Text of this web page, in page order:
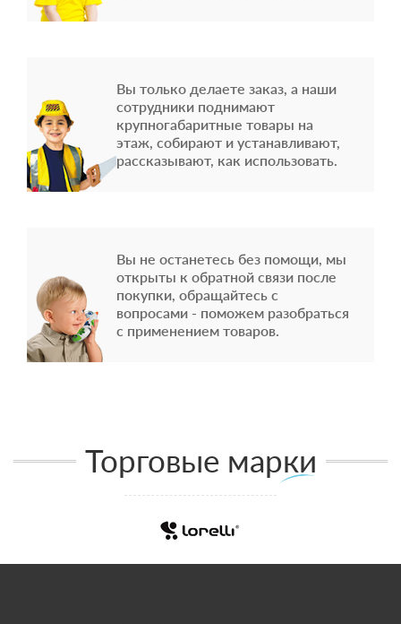
Вы только делаете заказ, а наши
сотрудники поднимают
крупногабаритные товары на
этаж, собирают и устанавливают,
рассказывают, как использовать.
Вы не останетесь без помощи, мы
открыты к обратной связи после
покупки, обращайтесь с
вопросами - поможем разобраться
с применением товаров.
Торговые марки